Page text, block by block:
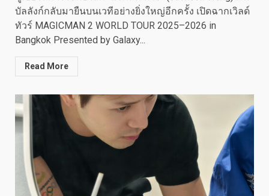
บัลลังก์กลับมายืนบนเวทีอย่างยิ่งใหญ่อีกครั้ง เปิดฉากเวิลด์
ทัวร์ MAGICMAN 2 WORLD TOUR 2025–2026 in
Bangkok Presented by Galaxy...
Read More